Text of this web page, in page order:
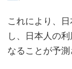
これにより、
し、日本人の
なることが予測